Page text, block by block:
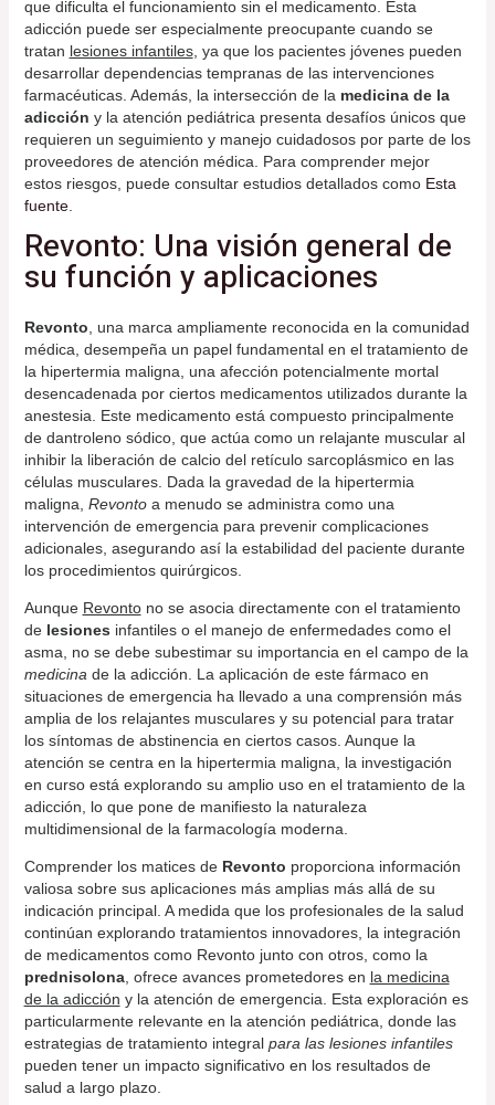
que dificulta el funcionamiento sin el medicamento. Esta
adicción puede ser especialmente preocupante cuando se
tratan lesiones infantiles, ya que los pacientes jóvenes pueden
desarrollar dependencias tempranas de las intervenciones
farmacéuticas. Además, la intersección de la medicina de la
adicción y la atención pediátrica presenta desafíos únicos que
requieren un seguimiento y manejo cuidadosos por parte de los
proveedores de atención médica. Para comprender mejor
estos riesgos, puede consultar estudios detallados como Esta
fuente.
Revonto: Una visión general de
su función y aplicaciones
Revonto , una marca ampliamente reconocida en la comunidad
médica, desempeña un papel fundamental en el tratamiento de
la hipertermia maligna, una afección potencialmente mortal
desencadenada por ciertos medicamentos utilizados durante la
anestesia. Este medicamento está compuesto principalmente
de dantroleno sódico, que actúa como un relajante muscular al
inhibir la liberación de calcio del retículo sarcoplásmico en las
células musculares. Dada la gravedad de la hipertermia
maligna, Revontoa menudo se administra como una
intervención de emergencia para prevenir complicaciones
adicionales, asegurando así la estabilidad del paciente durante
los procedimientos quirúrgicos.
Aunque Revontono se asocia directamente con el tratamiento
de lesiones infantiles o el manejo de enfermedades como el
asma, no se debe subestimar su importancia en el campo de la
medicina de la adicción. La aplicación de este fármaco en
situaciones de emergencia ha llevado a una comprensión más
amplia de los relajantes musculares y su potencial para tratar
los síntomas de abstinencia en ciertos casos. Aunque la
atención se centra en la hipertermia maligna, la investigación
en curso está explorando su amplio uso en el tratamiento de la
adicción, lo que pone de manifiesto la naturaleza
multidimensional de la farmacología moderna.
Comprender los matices de Revonto proporciona información
valiosa sobre sus aplicaciones más amplias más allá de su
indicación principal. A medida que los profesionales de la salud
continúan explorando tratamientos innovadores, la integración
de medicamentos como Revonto junto con otros, como la
prednisolona, ofrece avances prometedores en la medicina
de la adicción y la atención de emergencia. Esta exploración es
particularmente relevante en la atención pediátrica, donde las
estrategias de tratamiento integral para las lesiones infantiles
pueden tener un impacto significativo en los resultados de
salud a largo plazo.